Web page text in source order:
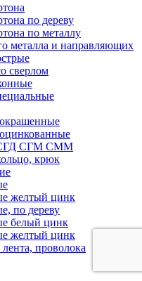
по дереву
по металлу
металла и направляющих
сверлом
СГД СГМ СММ
крюк
желтый цинк
по дереву
белый цинк
желтый цинк
проволока